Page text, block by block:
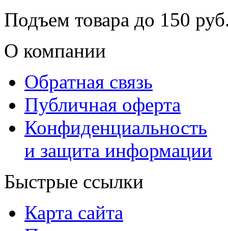
Подъем товара до 150
О компании
Обратная связь
Публичная оферта
Конфиденциальность
и защита информации
Быстрые ссылки
Карта сайта